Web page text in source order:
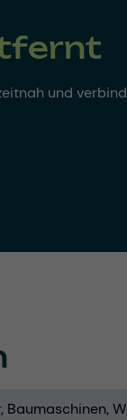
und
Baumaschinen